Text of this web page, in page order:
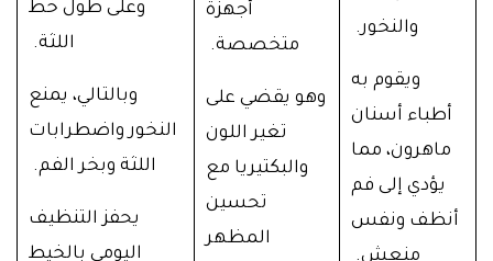
والنخور.
ويقوم به
أطباء أسنان
ماهرون، مما
يؤدي إلى فم
أنظف ونفس
منعش.
أجهزة
متخصصة.
وهو يقضي على
تغير اللون
والبكتيريا مع
تحسين
المظهر
وعلى طول خط
اللثة.
وبالتالي، يمنع
النخور واضطرابات
اللثة وبخر الفم.
يحفز التنظيف
اليومي بالخيط